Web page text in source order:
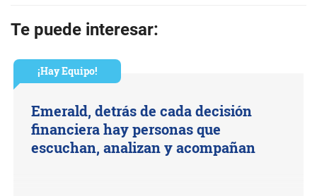
Te puede interesar:
¡Hay Equipo!
Emerald, detrás de cada decisión
financiera hay personas que
escuchan, analizan y acompañan